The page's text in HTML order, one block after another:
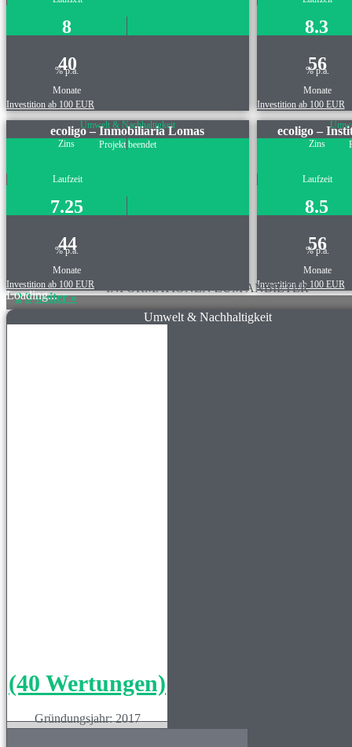
8
40
% p.a.
Monate
Investition ab 100 EUR
8.3
56
% p.a.
Monate
Investition ab 100 EUR
Umwelt & Nachhaltigkeit
ecoligo – Inmobiliaria Lomas
Projekt beendet
Zins
Laufzeit
7.25
44
% p.a.
Monate
Investition ab 100 EUR
ecoligo –
Zins
Laufzeit
8.5
56
% p.a.
Monate
Investition ab 100 EUR
1 2 3 weiter »
INFORMATIONEN ZUM ANBIETER
Loading...
Umwelt & Nachhaltigkeit
(40 Wertungen)
Gründungsjahr: 2017